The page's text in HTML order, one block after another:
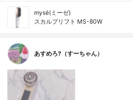
mysé(ミーゼ)
スカルプリフト MS-80W
あすめろ?（すーちゃん）